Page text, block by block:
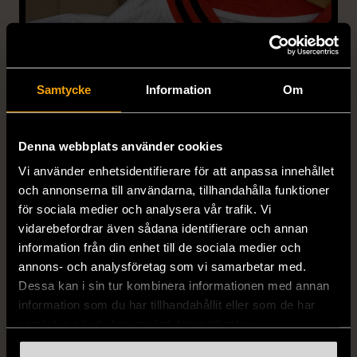
Samtycke Information Om
Denna webbplats använder cookies
Vi använder enhetsidentifierare för att anpassa innehållet
och annonserna till användarna, tillhandahålla funktioner
för sociala medier och analysera vår trafik. Vi
vidarebefordrar även sådana identifierare och annan
information från din enhet till de sociala medier och
annons- och analysföretag som vi samarbetar med.
Dessa kan i sin tur kombinera informationen med annan
information som du har tillhandahållit eller som de har
AUKTIONER
I våra auktioner på Tradera kan du buda
hem fina prylar och plagg från vår second
hand. Du hittar nya prylar varje vecka -
auktion med utropspris 1 krona.
Till Tradera